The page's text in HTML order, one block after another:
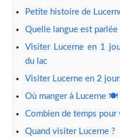
Petite histoire de
Quelle langue est
Visiter Lucerne en 1
du lac
Visiter Lucerne en 2
Où manger à Lucerne 🍽️
Combien de temps pour
Quand visiter Lucerne ?